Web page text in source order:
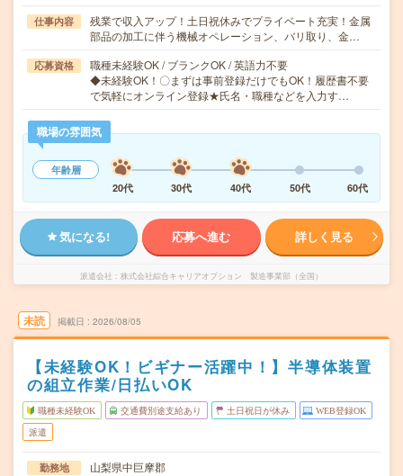
仕事内容
残業で収入アップ！土日祝休みでプライベート充実！金属
部品の加工に伴う機械オペレーション、バリ取り、金…
応募資格
職種未経験OK / ブランクOK / 英語力不要
◆未経験OK！〇まずは事前登録だけでもOK！履歴書不要
で気軽にオンライン登録★氏名・職種などを入力す…
職場の雰囲気
年齢層
20代
30代 40代 50代 60代
気になる! 応募へ進む 詳しく見る
派遣会社 株式会社綜合キャリアオプション 製造事業部（全国）
未読 掲載日 2026/08/05
【未経験OK！ビギナー活躍中！】半導体装置
の組立作業/日払いOK
職種未経験OK 交通費別途支給あり 土日祝日が休み WEB登録OK
派遣
勤務地
山梨県中巨摩郡